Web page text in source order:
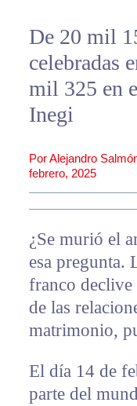
De 20 mil
celebradas
mil 325 en
Inegi
Por Alejandro
febrero, 2025
¿Se murió el
esa pregunta.
franco
de las
matrimonio,
El día 14 de
parte del